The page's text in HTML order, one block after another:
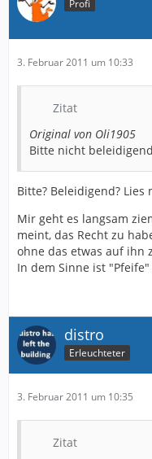
Profi
3. Februar 2011 um 10:33
Zitat
Original von Oli1905
Bitte nicht
Bitte? Beleidigend?
Mir geht es langsam
meint, das Recht zu
ohne das etwas auf ihn
In dem Sinne ist
distro
Erleuchteter
3. Februar 2011 um 10:35
Zitat